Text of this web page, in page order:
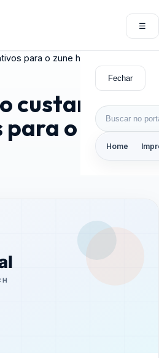
☰
Fechar
Buscar por:
Home
para o zune hd
custará
o zune